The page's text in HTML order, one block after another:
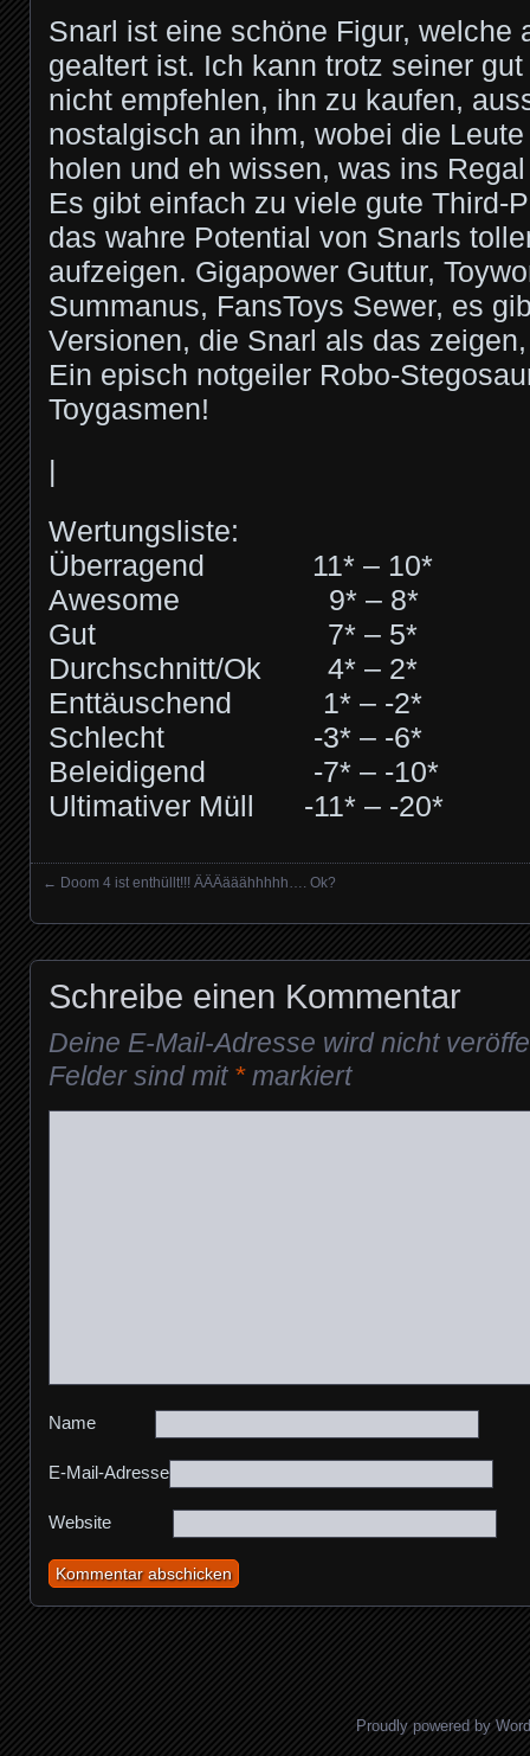
Snarl ist eine schöne Figur, welche
gealtert ist. Ich kann trotz seiner
nicht empfehlen, ihn zu kaufen,
nostalgisch an ihm, wobei die
holen und eh wissen, was ins
Es gibt einfach zu viele gute Third-
das wahre Potential von Snarls
aufzeigen. Gigapower Guttur,
Summanus, FansToys Sewer, es
Versionen, die Snarl als das
Ein episch notgeiler Robo-
Toygasmen!
|
Wertungsliste:
Überragend 11* – 10*
Awesome 9* – 8*
Gut 7* – 5*
Durchschnitt/Ok 4* – 2*
Enttäuschend 1* – -2*
Schlecht -3* – -6*
Beleidigend -7* – -10*
Ultimativer Müll -11* – -20*
← Doom 4 ist enthüllt!!! ÄÄÄääähhhhh…. Ok?
Schreibe einen Kommentar
Deine E-Mail-Adresse wird nicht
Felder sind mit *markiert
Name
E-Mail-Adresse
Website
Proudly powered by